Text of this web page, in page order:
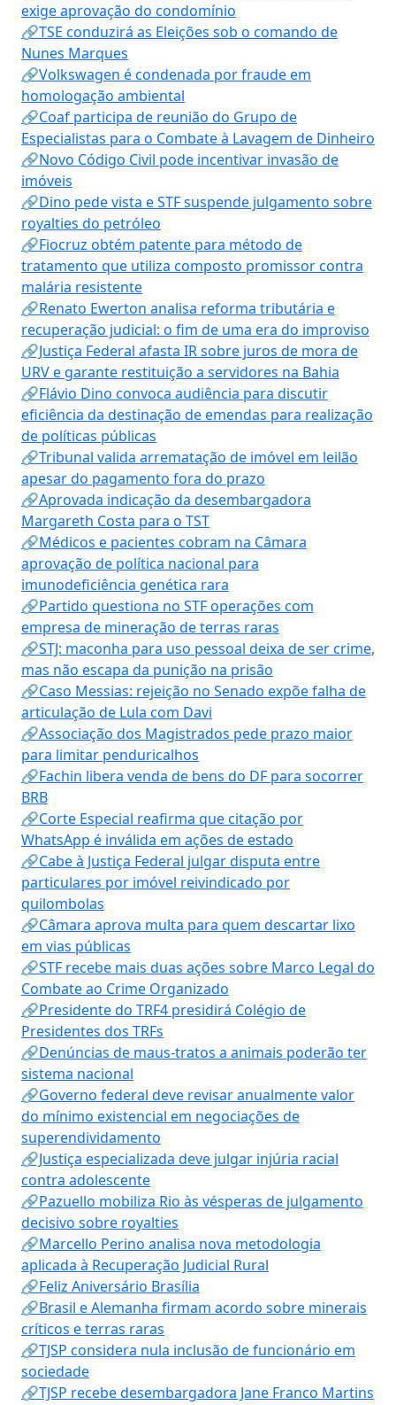
exige aprovação do condomínio
🔗TSE conduzirá as Eleições sob o comando de
Nunes Marques
🔗Volkswagen é condenada por fraude em
homologação ambiental
🔗Coaf participa de reunião do Grupo de
Especialistas para o Combate à Lavagem de Dinheiro
🔗Novo Código Civil pode incentivar invasão de
imóveis
🔗Dino pede vista e STF suspende julgamento sobre
royalties do petróleo
🔗Fiocruz obtém patente para método de
tratamento que utiliza composto promissor contra
malária resistente
🔗Renato Ewerton analisa reforma tributária e
recuperação judicial: o fim de uma era do improviso
🔗Justiça Federal afasta IR sobre juros de mora de
URV e garante restituição a servidores na Bahia
🔗Flávio Dino convoca audiência para discutir
eficiência da destinação de emendas para realização
de políticas públicas
🔗Tribunal valida arrematação de imóvel em leilão
apesar do pagamento fora do prazo
🔗Aprovada indicação da desembargadora
Margareth Costa para o TST
🔗Médicos e pacientes cobram na Câmara
aprovação de política nacional para
imunodeficiência genética rara
🔗Partido questiona no STF operações com
empresa de mineração de terras raras
🔗STJ: maconha para uso pessoal deixa de ser crime,
mas não escapa da punição na prisão
🔗Caso Messias: rejeição no Senado expõe falha de
articulação de Lula com Davi
🔗Associação dos Magistrados pede prazo maior
para limitar penduricalhos
🔗Fachin libera venda de bens do DF para socorrer
BRB
🔗Corte Especial reafirma que citação por
WhatsApp é inválida em ações de estado
🔗Cabe à Justiça Federal julgar disputa entre
particulares por imóvel reivindicado por
quilombolas
🔗Câmara aprova multa para quem descartar lixo
em vias públicas
🔗STF recebe mais duas ações sobre Marco Legal do
Combate ao Crime Organizado
🔗Presidente do TRF4 presidirá Colégio de
Presidentes dos TRFs
🔗Denúncias de maus-tratos a animais poderão ter
sistema nacional
🔗Governo federal deve revisar anualmente valor
do mínimo existencial em negociações de
superendividamento
🔗Justiça especializada deve julgar injúria racial
contra adolescente
🔗Pazuello mobiliza Rio às vésperas de julgamento
decisivo sobre royalties
🔗Marcello Perino analisa nova metodologia
aplicada à Recuperação Judicial Rural
🔗Feliz Aniversário Brasília
🔗Brasil e Alemanha firmam acordo sobre minerais
críticos e terras raras
🔗TJSP considera nula inclusão de funcionário em
sociedade
🔗TJSP recebe desembargadora Jane Franco Martins